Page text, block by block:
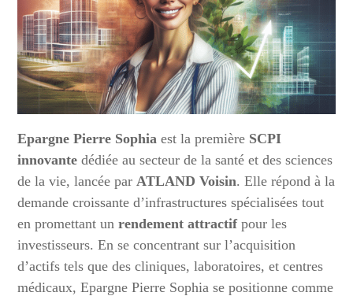
Epargne Pierre Sophia est la première SCPI
innovante dédiée au secteur de la santé et des sciences
de la vie, lancée par ATLAND Voisin. Elle répond à la
demande croissante d’infrastructures spécialisées tout
en promettant unrendement attractifpour les
investisseurs. En se concentrant sur l’acquisition
d’actifs tels que des cliniques, laboratoires, et centres
médicaux, Epargne Pierre Sophia se positionne comme